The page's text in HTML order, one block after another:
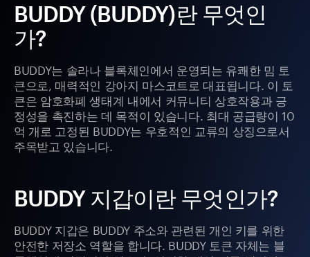
BUDDY (BUDDY)란 무엇인
가?
BUDDY는 솔라나 블록체인에서 운영되는 유쾌한 밈 토
큰으로, 매력적인 강아지 마스코트로 대표됩니다. 이 토
큰은 암호화폐 생태계 내에서 커뮤니티 상호작용과 긍
정성을 촉진하는 데 목적이 있습니다. 최대 공급량이 10
억 개로 고정된 BUDDY는 우호적인 교류의 상징으로서
주목받고 있습니다.
BUDDY 지갑이란 무엇인가?
BUDDY 지갑은 BUDDY 주소와 관련된 개인 키를 위한
안전한 저장소 역할을 합니다. BUDDY 토큰 자체는 블